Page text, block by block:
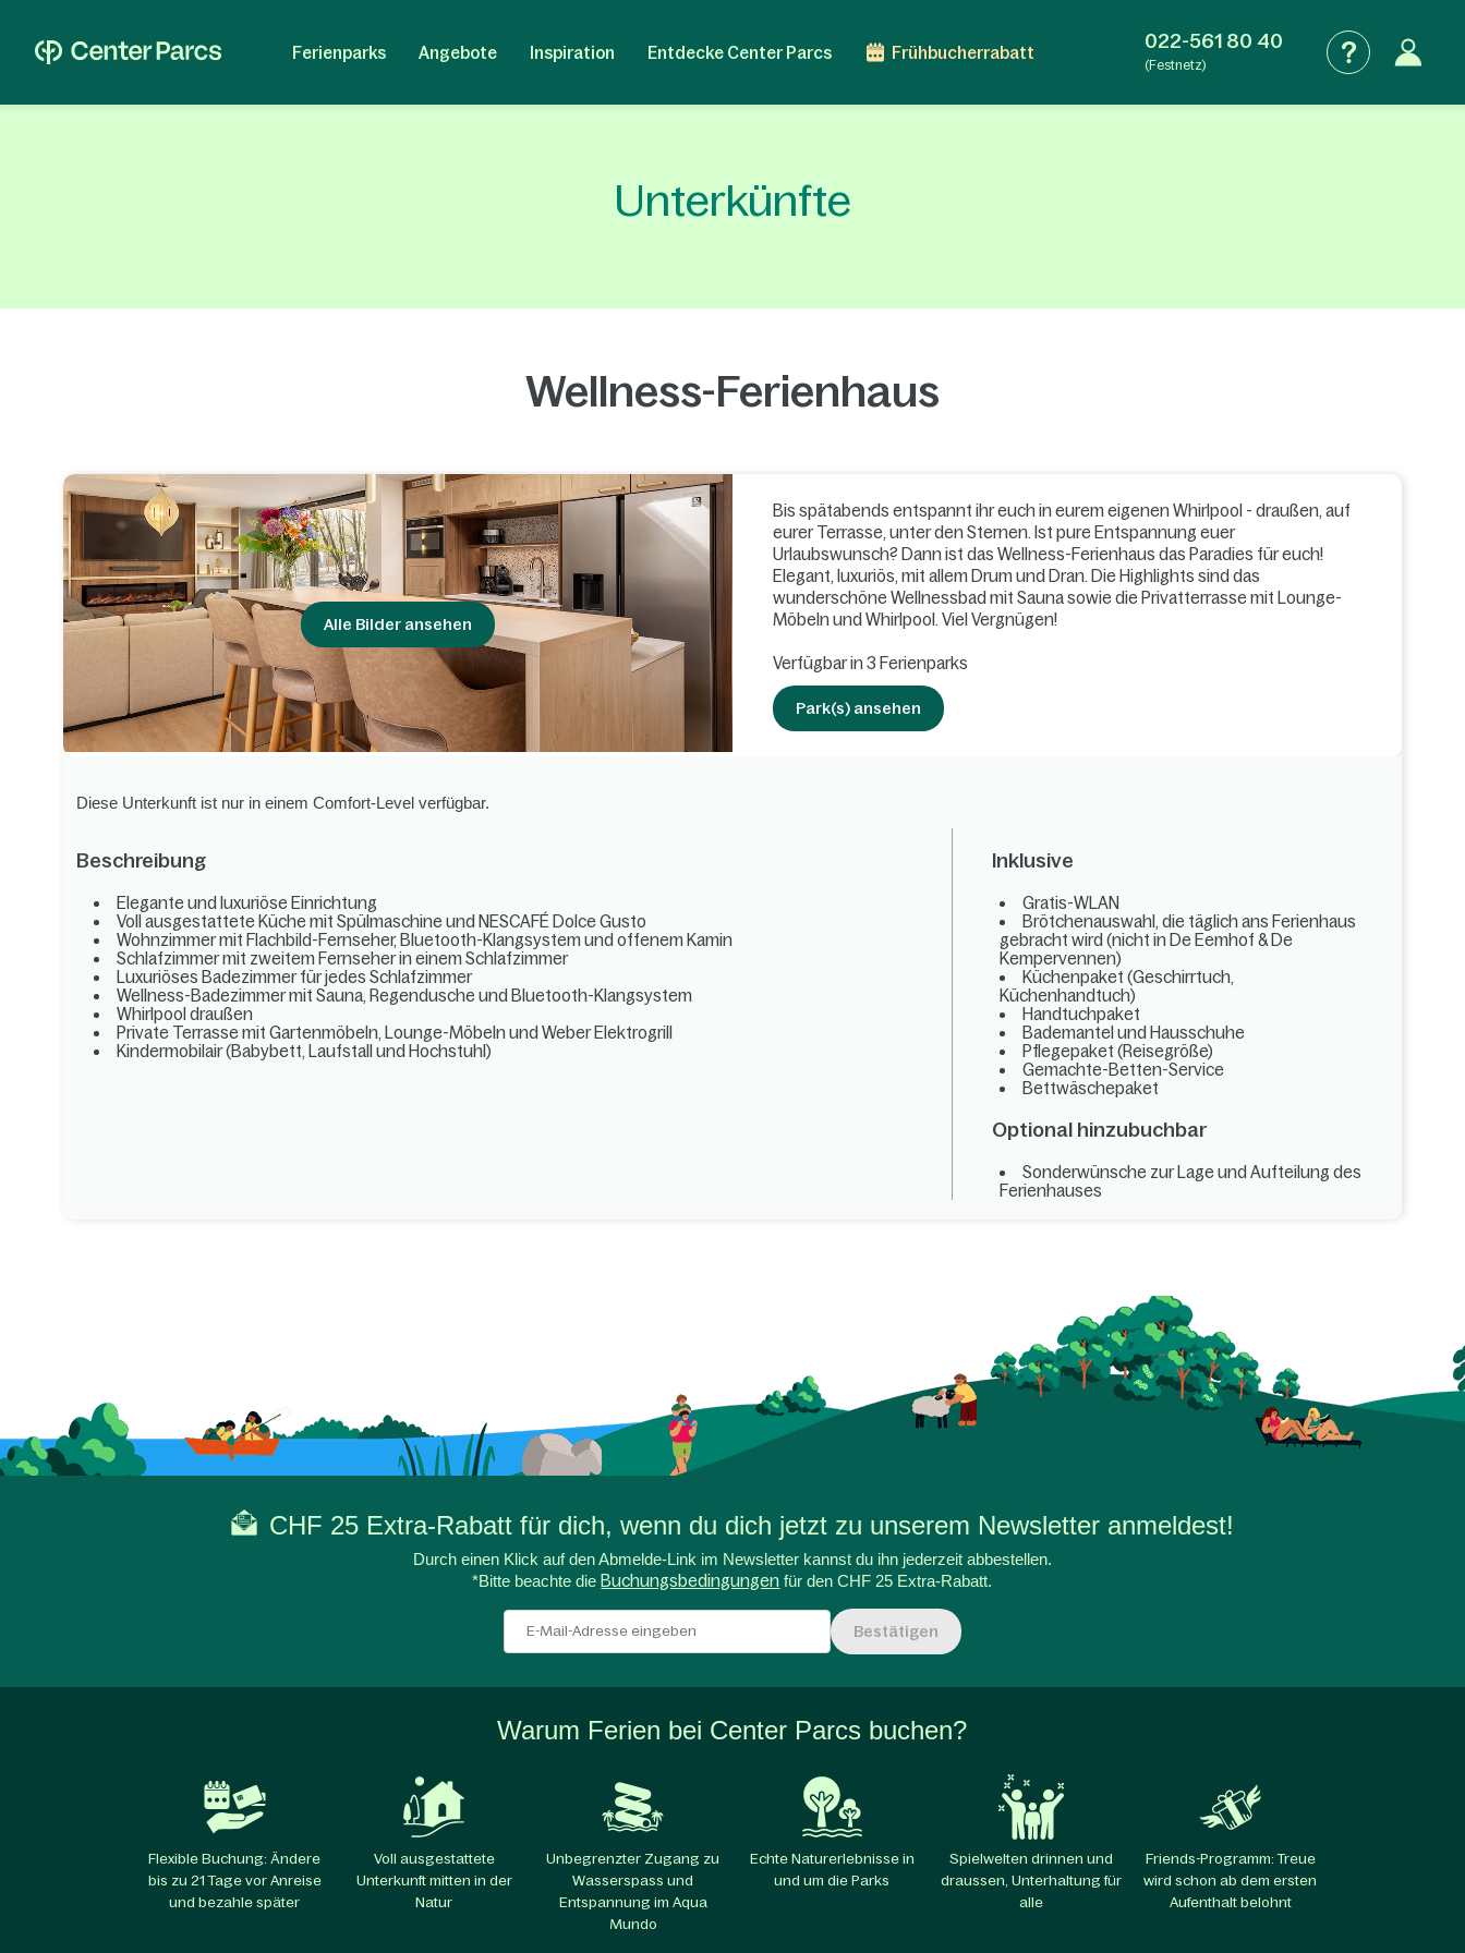
Ferienparks Angebote Inspiration Entdecke Center Parcs Frühbucherrabatt 022-561 80 40
(Festnetz)
Unterkünfte
Wellness-Ferienhaus
Bis spätabends entspannt ihr euch in eurem eigenen Whirlpool - draußen, auf
eurer Terrasse, unter den Sternen. Ist pure Entspannung euer
Urlaubswunsch? Dann ist das Wellness-Ferienhaus das Paradies für euch!
Elegant, luxuriös, mit allem Drum und Dran. Die Highlights sind das
wunderschöne Wellnessbad mit Sauna sowie die Privatterrasse mit Lounge-
Möbeln und Whirlpool. Viel Vergnügen!
Verfügbar in 3 Ferienparks
Park(s) ansehen
Alle Bilder ansehen
Diese Unterkunft ist nur in einem Comfort-Level verfügbar.
Beschreibung
Elegante und luxuriöse Einrichtung
Voll ausgestattete Küche mit Spülmaschine und NESCAFÉ Dolce Gusto
Wohnzimmer mit Flachbild-Fernseher, Bluetooth-Klangsystem und offenem Kamin
Schlafzimmer mit zweitem Fernseher in einem Schlafzimmer
Luxuriöses Badezimmer für jedes Schlafzimmer
Wellness-Badezimmer mit Sauna, Regendusche und Bluetooth-Klangsystem
Whirlpool draußen
Private Terrasse mit Gartenmöbeln, Lounge-Möbeln und Weber Elektrogrill
Kindermobilair (Babybett, Laufstall und Hochstuhl)
Inklusive
Gratis-WLAN
Brötchenauswahl, die täglich ans Ferienhaus
gebracht wird (nicht in De Eemhof & De
Kempervennen)
Küchenpaket (Geschirrtuch,
Küchenhandtuch)
Handtuchpaket
Bademantel und Hausschuhe
Pflegepaket (Reisegröße)
Gemachte-Betten-Service
Bettwäschepaket
Optional hinzubuchbar
Sonderwünsche zur Lage und Aufteilung des
Ferienhauses
CHF 25 Extra-Rabatt für dich, wenn du dich jetzt zu unserem Newsletter anmeldest!
Durch einen Klick auf den Abmelde-Link im Newsletter kannst du ihn jederzeit abbestellen.
*Bitte beachte die Buchungsbedingungen für den CHF 25 Extra-Rabatt.
Bestätigen
Warum Ferien bei Center Parcs buchen?
Flexible Buchung: Ändere
bis zu 21 Tage vor Anreise
und bezahle später
Voll ausgestattete
Unterkunft mitten in der
Natur
Unbegrenzter Zugang zu
Wasserspass und
Entspannung im Aqua
Mundo​
Echte Naturerlebnisse in
und um die Parks​
Spielwelten drinnen und
draussen, Unterhaltung für
alle​
Friends-Programm: Treue
wird schon ab dem ersten
Aufenthalt belohnt​